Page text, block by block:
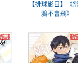
【排球影日】《
鴉不會飛》